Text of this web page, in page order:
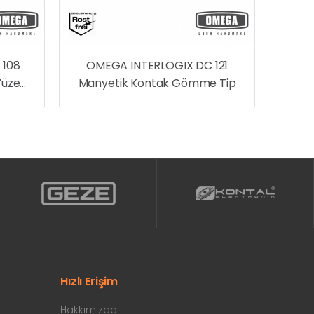
OMEGA INTERLOGIX DC 121
Manyetik Kontak Gömme Tip
Hızlı Erişim
Hakkımızda